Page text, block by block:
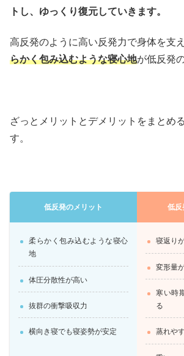
トし、ゆっくり復元していきます。
高反発のように高い反発力で身体を支
らかく包み込むような寝心地が低反発
ざっとメリットとデメリットをまとめ
す。
低反発のメリット
柔らかく包み込むような寝心
地
体圧分散性が高い
抜群の衝撃吸収力
横向き寝でも寝姿勢が安定
低反
寝返り
変形量
寒い時
る
蒸れや